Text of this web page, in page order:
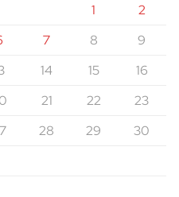
1
2
7 8
9
14 15
16
21 22
23
28 29
30